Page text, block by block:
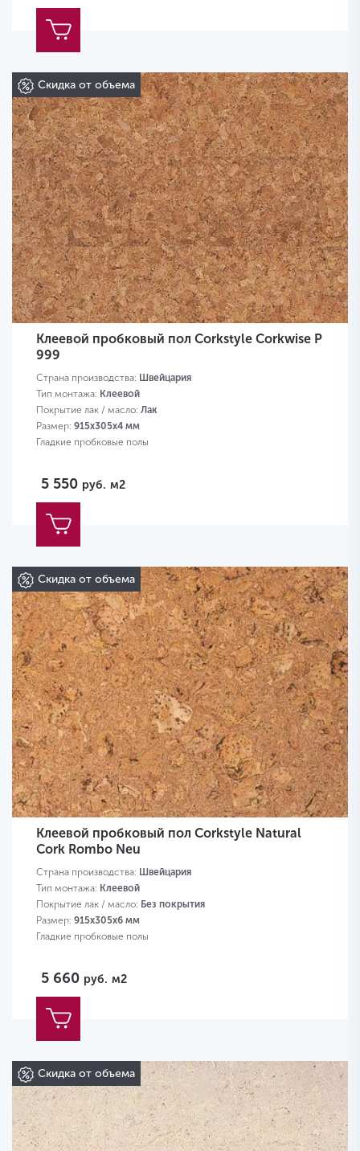
Скидка от объема
Клеевой пробковый пол Corkstyle Corkwise P
999
Страна производства: Швейцария
Тип монтажа: Клеевой
Покрытие лак / масло: Лак
Размер: 915х305х4 мм
Гладкие пробковые полы
5 550 руб. м2
Скидка от объема
Клеевой пробковый пол Corkstyle Natural
Cork Rombo Neu
Страна производства: Швейцария
Тип монтажа: Клеевой
Покрытие лак / масло: Без покрытия
Размер: 915х305х6 мм
Гладкие пробковые полы
5 660 руб. м2
Скидка от объема